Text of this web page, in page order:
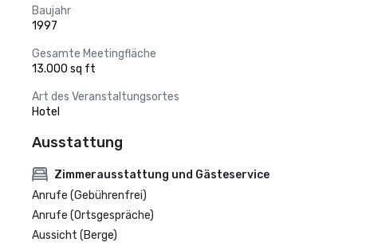
Baujahr
1997
Gesamte Meetingfläche
13.000 sq ft
Art des Veranstaltungsortes
Hotel
Ausstattung
Zimmerausstattung und Gästeservice
Anrufe (Gebührenfrei)
Anrufe (Ortsgespräche)
Aussicht (Berge)